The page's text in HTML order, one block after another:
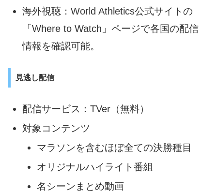
海外視聴：World Athletics公式サイトの
「Where to Watch」ページで各国の配信
情報を確認可能。
見逃し配信
配信サービス：TVer（無料）
対象コンテンツ
マラソンを含むほぼ全ての決勝種目
オリジナルハイライト番組
名シーンまとめ動画